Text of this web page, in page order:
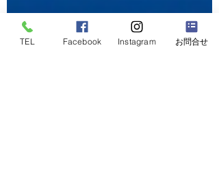
TEL Facebook Instagram お問合せ